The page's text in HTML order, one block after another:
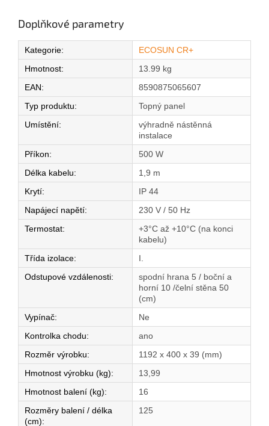
Doplňkové parametry
Kategorie:
ECOSUN CR+
Hmotnost:
13.99 kg
EAN:
8590875065607
Typ produktu:
Topný panel
Umístění:
výhradně nástěnná
instalace
Příkon:
500 W
Délka kabelu:
1,9 m
Krytí:
IP 44
Napájecí napětí:
230 V / 50 Hz
Termostat:
+3°C až +10°C (na konci
kabelu)
Třída izolace:
I.
Odstupové vzdálenosti:
spodní hrana 5 / boční a
horní 10 /čelní stěna 50
(cm)
Vypínač:
Ne
Kontrolka chodu:
ano
Rozměr výrobku:
1192 x 400 x 39 (mm)
Hmotnost výrobku (kg):
13,99
Hmotnost balení (kg):
16
Rozměry balení / délka
(cm):
125